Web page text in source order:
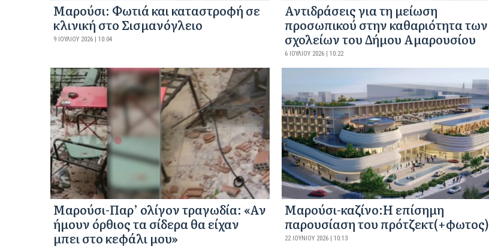
Μαρούσι: Φωτιά και καταστροφή σε
κλινική στο Σισμανόγλειο
9 ΙΟΥΛΊΟΥ 2026 | 10:04
Αντιδράσεις για τη μείωση
προσωπικού στην καθαριότητα των
σχολείων του Δήμου Αμαρουσίου
6 ΙΟΥΛΊΟΥ 2026 | 10:22
Μαρούσι-Παρ’ ολίγον τραγωδία: «Αν
ήμουν όρθιος τα σίδερα θα είχαν
μπει στο κεφάλι μου»
Mαρούσι-καζίνο:H επίσημη
παρουσίαση του πρότζεκτ(+φωτος)
22 ΙΟΥΝΊΟΥ 2026 | 10:13